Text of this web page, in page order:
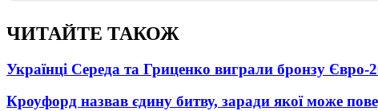
ЧИТАЙТЕ ТАКОЖ
Українці Середа та Гриценко виграли бронзу Євро-
Кроуфорд назвав єдину битву, заради якої може